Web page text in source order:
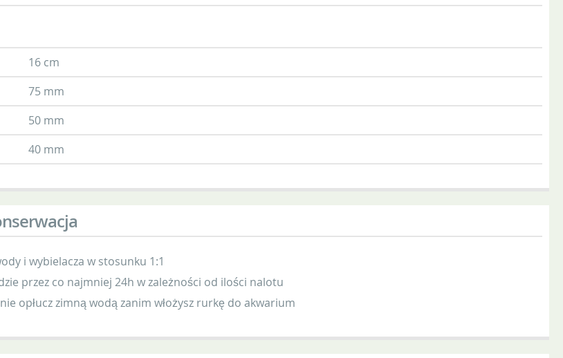
16 cm
75 mm
50 mm
40 mm
i wybielacza w stosunku 1:1
przez co najmniej 24h w zależności od ilości nalotu
opłucz zimną wodą zanim włożysz rurkę do akwarium